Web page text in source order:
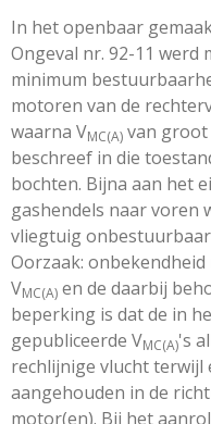
In het openbaar
Ongeval nr. 92-11 werd
minimum
motoren van de
waarna VMC(A) van
beschreef in die
bochten. Bijna aan het
gashendels naar voren
vliegtuig
Oorzaak:
VMC(A) en de daarbij
beperking is dat de in
gepubliceerde VMC(A)'s
rechlijnige vlucht terwijl
aangehouden in de
motor(en). Bij het